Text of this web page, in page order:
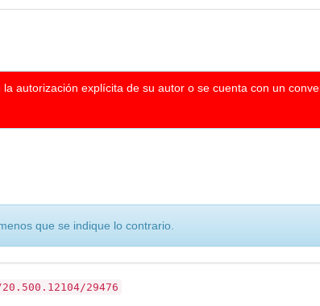
autorización explícita de su autor o se cuenta con un
que se indique lo contrario.
29476